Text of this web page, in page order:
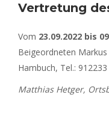
Vertretung
Vom 23.09.2022 bis
Beigeordneten
Hambuch, Tel.:
Matthias Hetger,